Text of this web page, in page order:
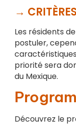
→
Les résidents
postuler,
priorité sera
du Mexique.
Découvrez le